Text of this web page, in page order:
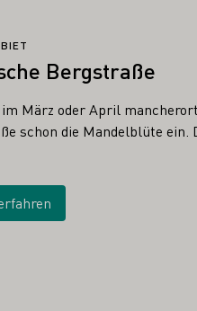
Bergstraße
im März oder April
schon die Mandelblüte